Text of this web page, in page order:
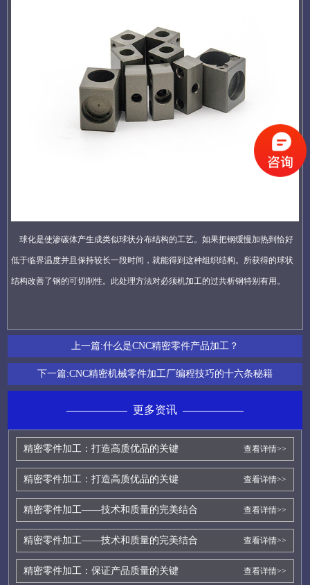
球化是使渗碳体产生成类似球状分布结构的工艺。如果把钢缓慢加热到恰好
低于临界温度并且保持较长一段时间，就能得到这种组织结构。所获得的球状
结构改善了钢的可切削性。此处理方法对必须机加工的过共析钢特别有用。
上一篇:什么是CNC精密零件产品加工？
下一篇:CNC精密机械零件加工厂编程技巧的十六条秘籍
更多资讯
精密零件加工：打造高质优品的关键 查看详情>>
精密零件加工：打造高质优品的关键 查看详情>>
精密零件加工——技术和质量的完美结合 查看详情>>
精密零件加工——技术和质量的完美结合 查看详情>>
精密零件加工：保证产品质量的关键 查看详情>>